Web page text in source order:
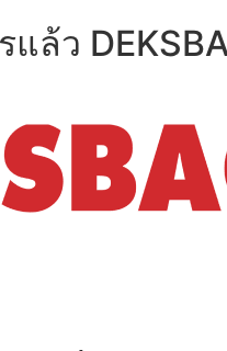
แล้ว